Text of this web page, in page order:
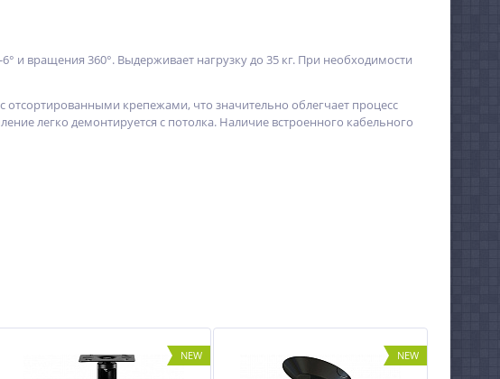
и вращения 360°. Выдерживает нагрузку до 35 кг. При необходимости
отсортированными крепежами, что значительно облегчает процесс
легко демонтируется с потолка. Наличие встроенного кабельного
NEW NEW